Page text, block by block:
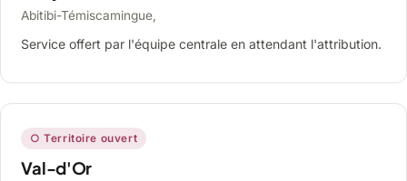
Abitibi-Témiscamingue,
Service offert par l'équipe centrale en attendant l'attribution.
○ Territoire ouvert
Val-d'Or